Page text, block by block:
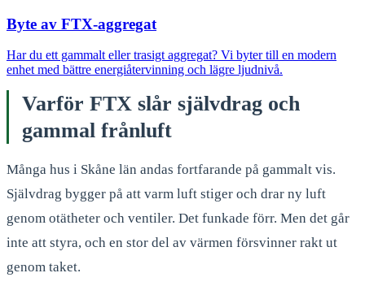
Byte av FTX-aggregat
Har du ett gammalt eller trasigt aggregat? Vi byter till en modern
enhet med bättre energiåtervinning och lägre ljudnivå.
Varför FTX slår självdrag och
gammal frånluft
Många hus i Skåne län andas fortfarande på gammalt vis.
Självdrag bygger på att varm luft stiger och drar ny luft
genom otätheter och ventiler. Det funkade förr. Men det går
inte att styra, och en stor del av värmen försvinner rakt ut
genom taket.